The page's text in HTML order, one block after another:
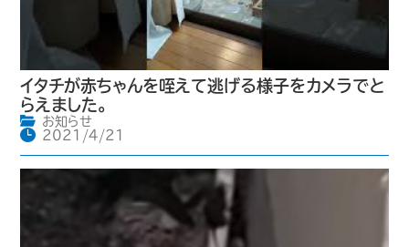
イタチが赤ちゃんを咥えて逃げる様子をカメラでと
らえました。
お知らせ
2021/4/21